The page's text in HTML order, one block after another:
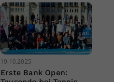
19.10.2025
Erste Bank Open: